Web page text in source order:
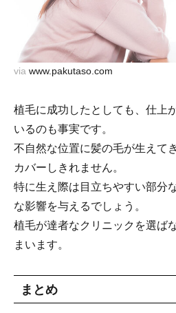
via www.pakutaso.com
植毛に成功したとしても、仕上
いるのも事実です。
不自然な位置に髪の毛が生えて
カバーしきれません。
特に生え際は目立ちやすい部分
な影響を与えるでしょう。
植毛が達者なクリニックを選ば
まいます。
まとめ